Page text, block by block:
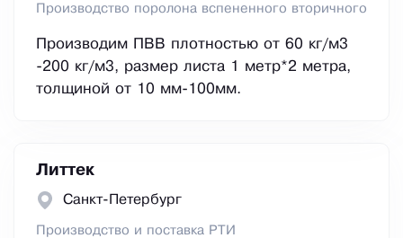
Производство поролона вспененного вторичного
Производим ПВВ плотностью от 60 кг/м3
-200 кг/м3, размер листа 1 метр*2 метра,
толщиной от 10 мм-100мм.
Литтек
Санкт-Петербург
Производство и поставка РТИ